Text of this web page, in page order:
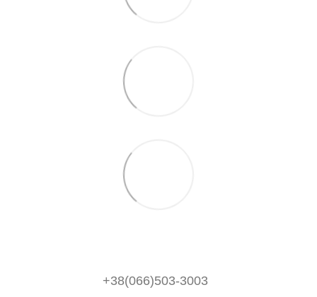
+38(066)503-3003